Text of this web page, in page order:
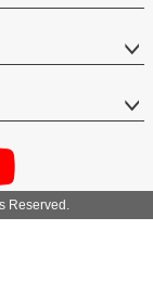
Reserved.